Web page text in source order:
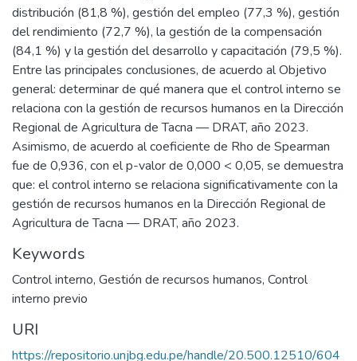
distribución (81,8 %), gestión del empleo (77,3 %), gestión
del rendimiento (72,7 %), la gestión de la compensación
(84,1 %) y la gestión del desarrollo y capacitación (79,5 %).
Entre las principales conclusiones, de acuerdo al Objetivo
general: determinar de qué manera que el control interno se
relaciona con la gestión de recursos humanos en la Dirección
Regional de Agricultura de Tacna — DRAT, año 2023.
Asimismo, de acuerdo al coeficiente de Rho de Spearman
fue de 0,936, con el p-valor de 0,000 < 0,05, se demuestra
que: el control interno se relaciona significativamente con la
gestión de recursos humanos en la Dirección Regional de
Agricultura de Tacna — DRAT, año 2023.
Keywords
Control interno, Gestión de recursos humanos, Control
interno previo
URI
https://repositorio.unjbg.edu.pe/handle/20.500.12510/604